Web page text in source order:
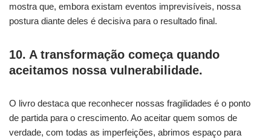
mostra que, embora existam eventos imprevisíveis, nossa
postura diante deles é decisiva para o resultado final.
10. A transformação começa quando
aceitamos nossa vulnerabilidade.
O livro destaca que reconhecer nossas fragilidades é o ponto
de partida para o crescimento. Ao aceitar quem somos de
verdade, com todas as imperfeições, abrimos espaço para